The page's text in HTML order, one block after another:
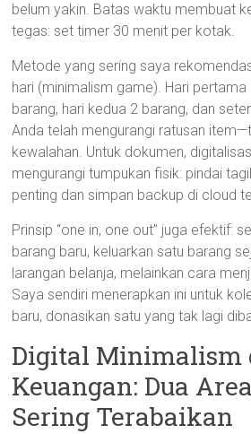
belum yakin. Batas waktu membuat
tegas: set timer 30 menit per kotak.
Metode yang sering saya
hari (minimalism game). Hari pertama
barang, hari kedua 2 barang, dan
Anda telah mengurangi ratusan
kewalahan. Untuk dokumen,
mengurangi tumpukan fisik: pindai
penting dan simpan backup di cloud
Prinsip “one in, one out” juga efektif:
barang baru, keluarkan satu barang
larangan belanja, melainkan cara
Saya sendiri menerapkan ini untuk
baru, donasikan satu yang tak lagi
Digital Minimalism
Keuangan: Dua
Sering Terabaikan